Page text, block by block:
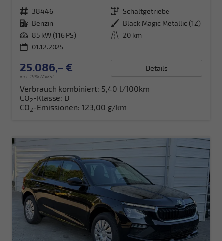
Fahrzeugnr. 38446 Getriebe Schaltgetriebe
Kraftstoff Benzin Außenfarbe Black Magic Metallic (1Z)
Leistung 85 kW (116 PS) Kilometerstand 20 km
01.12.2025
25.086,– €
incl. 19% MwSt.
Details
Verbrauch kombiniert: 5,40 l/100km
CO2-Klasse: D
CO2-Emissionen: 123,00 g/km